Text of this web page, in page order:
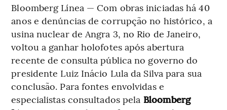
Bloomberg Línea — Com obras iniciadas há 40
anos e denúncias de corrupção no histórico, a
usina nuclear de Angra 3, no Rio de Janeiro,
voltou a ganhar holofotes após abertura
recente de consulta pública no governo do
presidente Luiz Inácio Lula da Silva para sua
conclusão. Para fontes envolvidas e
especialistas consultados pela Bloomberg